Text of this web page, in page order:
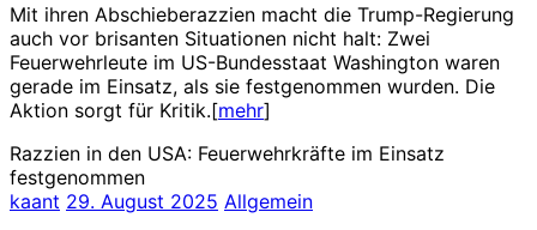
Mit ihren Abschieberazzien macht die Trump-Regierung
auch vor brisanten Situationen nicht halt: Zwei
Feuerwehrleute im US-Bundesstaat Washington waren
gerade im Einsatz, als sie festgenommen wurden. Die
Aktion sorgt für Kritik.[mehr]
Razzien in den USA: Feuerwehrkräfte im Einsatz
festgenommen
kaant 29. August 2025 Allgemein